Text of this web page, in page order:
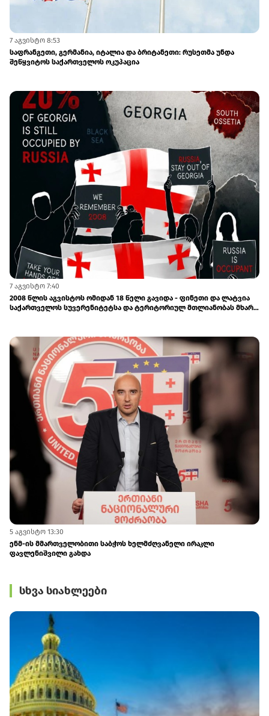
7 აგვისტო 8:53
საფრანგეთი, გერმანია, იტალია და ბრიტანეთი: რუსეთმა უნდა
შეწყვიტოს საქართველოს ოკუპაცია
7 აგვისტო 7:40
2008 წლის აგვისტოს ომიდან 18 წელი გავიდა - ფინეთი და ლატვია
საქართველოს სუვერენიტეტსა და ტერიტორიულ მთლიანობას მხარს
5 აგვისტო 13:30
ენმ-ის მმართველობითი საბჭოს ხელმძღვანელი ირაკლი
ფავლენიშვილი გახდა
სხვა სიახლეები